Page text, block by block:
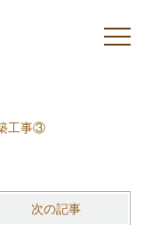
工事③
次の記事